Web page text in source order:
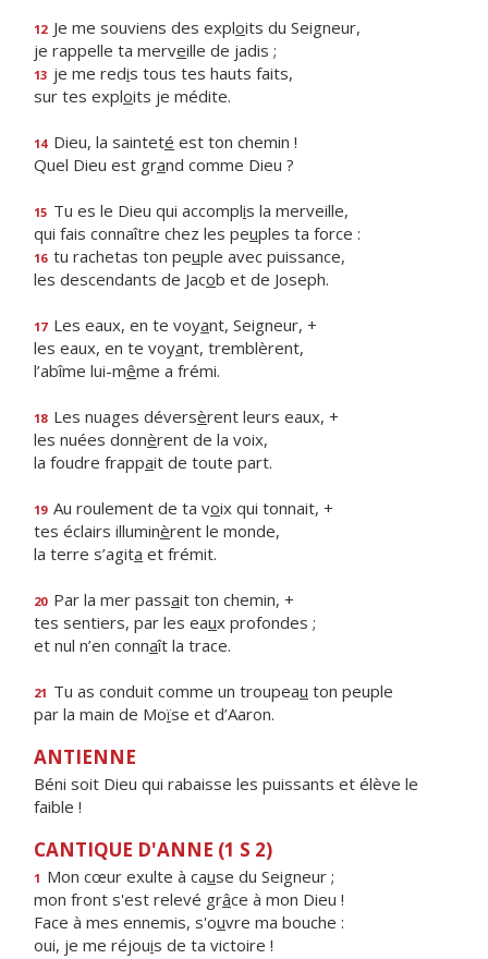
12 Je me souviens des exploits du Seigneur,
je rappelle ta merveille de jadis ;
13 je me redis tous tes hauts faits,
sur tes exploits je médite.
14 Dieu, la sainteté est ton chemin !
Quel Dieu est grand comme Dieu ?
15 Tu es le Dieu qui accomplis la merveille,
qui fais connaître chez les peuples ta force :
16 tu rachetas ton peuple avec puissance,
les descendants de Jacob et de Joseph.
17 Les eaux, en te voyant, Seigneur, +
les eaux, en te voyant, tremblèrent,
l’abîme lui-même a frémi.
18 Les nuages déversèrent leurs eaux, +
les nuées donnèrent de la voix,
la foudre frappait de toute part.
19 Au roulement de ta voix qui tonnait, +
tes éclairs illuminèrent le monde,
la terre s’agita et frémit.
20 Par la mer passait ton chemin, +
tes sentiers, par les eaux profondes ;
et nul n’en connaît la trace.
21 Tu as conduit comme un troupeau ton peuple
par la main de Moïse et d’Aaron.
ANTIENNE
Béni soit Dieu qui rabaisse les puissants et élève le
faible !
CANTIQUE D'ANNE (1 S 2)
1 Mon cœur exulte à cause du Seigneur ;
mon front s'est relevé grâce à mon Dieu !
Face à mes ennemis, s'ouvre ma bouche :
oui, je me réjouis de ta victoire !